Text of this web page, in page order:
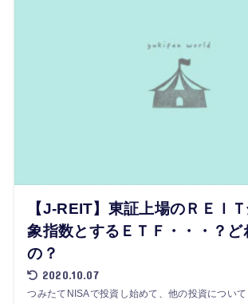
【J-REIT】東証上場のＲＥＩ
象指数とするＥＴＦ・・・？ど
の？
2020.10.07
つみたてNISAで投資し始めて、他の投資について